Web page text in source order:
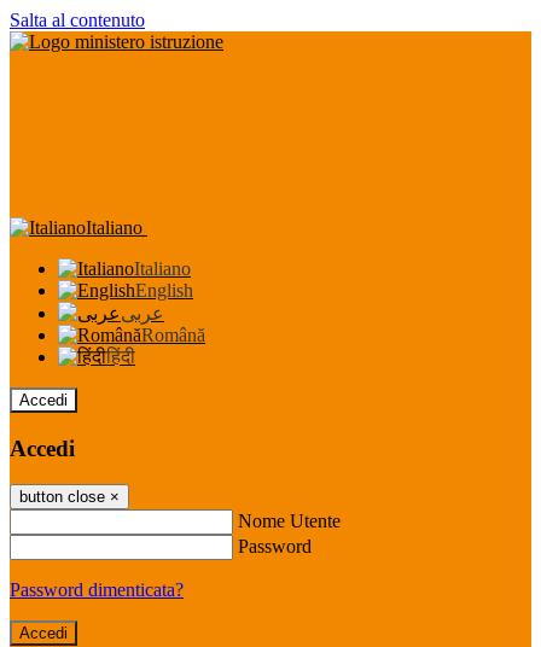
Salta al contenuto
Italiano
Italiano
English
عربى
Română
हिंदी
Accedi
Accedi
button close ×
Nome Utente
Password
Password dimenticata?